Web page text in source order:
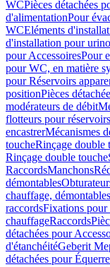
WCPièces détachées
d'alimentationPour
WCEléments
d'installation pour
pour AccessoiresPour
pour WC, en matière
pour Réservoirs
positionPièces
modérateurs de débit
flotteurs pour
encastrerMécanismes
toucheRinçage double
Rinçage double touche
RaccordsManchons
démontables
chauffage, démontables
raccordsFixations pour
chauffageRaccords
détachées pour
d'étanchéitéGeberit
détachées pour